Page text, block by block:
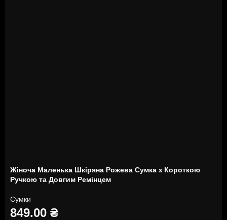
Жіноча Маленька Шкіряна Рожева Сумка з Короткою
Ручкою та Довгим Ремінцем
Сумки
849.00 ₴